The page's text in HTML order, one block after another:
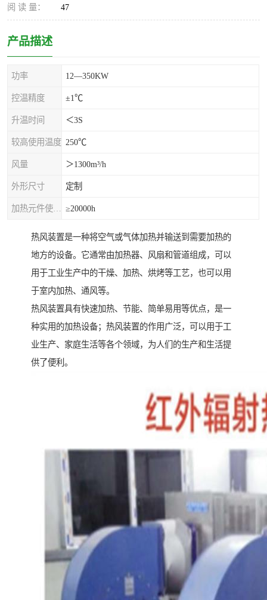
阅 读 量： 47
产品描述
功率 12—350KW
控温精度 ±1℃
升温时间 ＜3S
较高使用温度 250℃
风量 ＞1300m³/h
外形尺寸 定制
≥20000h
热风装置是一种将空气或气体加热并输送到需要加热的
地方的设备。它通常由加热器、风扇和管道组成，可以
用于工业生产中的干燥、加热、烘烤等工艺，也可以用
于室内加热、通风等。
热风装置具有快速加热、节能、简单易用等优点，是一
种实用的加热设备；热风装置的作用广泛，可以用于工
业生产、家庭生活等各个领域，为人们的生产和生活提
供了便利。